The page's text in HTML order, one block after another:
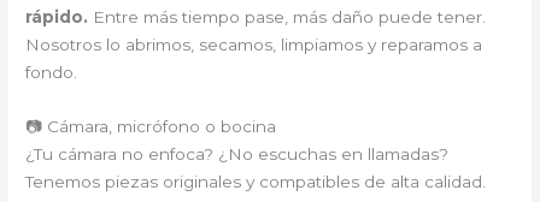
rápido. Entre más tiempo pase, más daño puede tener.
Nosotros lo abrimos, secamos, limpiamos y reparamos a
fondo.
📷 Cámara, micrófono o bocina
¿Tu cámara no enfoca? ¿No escuchas en llamadas?
Tenemos piezas originales y compatibles de alta calidad.